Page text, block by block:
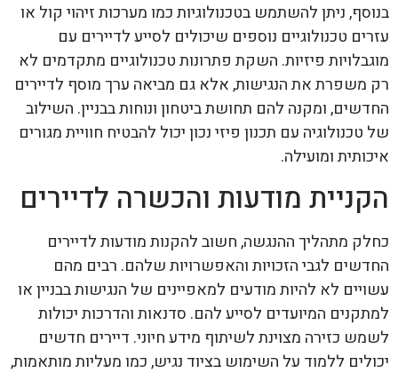
בנוסף, ניתן להשתמש בטכנולוגיות כמו מערכות זיהוי קול או
עזרים טכנולוגיים נוספים שיכולים לסייע לדיירים עם
מוגבלויות פיזיות. השקת פתרונות טכנולוגיים מתקדמים לא
רק משפרת את הנגישות, אלא גם מביאה ערך מוסף לדיירים
החדשים, ומקנה להם תחושת ביטחון ונוחות בבניין. השילוב
של טכנולוגיה עם תכנון פיזי נכון יכול להבטיח חוויית מגורים
איכותית ומועילה.
הקניית מודעות והכשרה לדיירים
כחלק מתהליך ההנגשה, חשוב להקנות מודעות לדיירים
החדשים לגבי הזכויות והאפשרויות שלהם. רבים מהם
עשויים לא להיות מודעים למאפיינים של הנגישות בבניין או
למתקנים המיועדים לסייע להם. סדנאות והדרכות יכולות
לשמש כזירה מצוינת לשיתוף מידע חיוני. דיירים חדשים
יכולים ללמוד על השימוש בציוד נגיש, כמו מעליות מותאמות,